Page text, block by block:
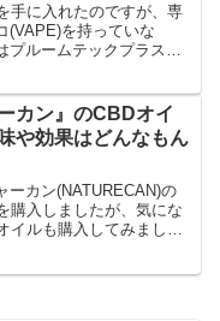
手に入れたのですが、専
(VAPE)を持っていな
プルームテックプラスを
ームテックはCBDリキッ
電子...
カン』のCBDオイ
や効果はどんなもん
ーカン(NATURECAN)の
購入しましたが、気にな
イルも購入してみまし